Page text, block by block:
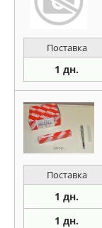
Поставка
1 дн.
Поставка
1 дн.
1 дн.